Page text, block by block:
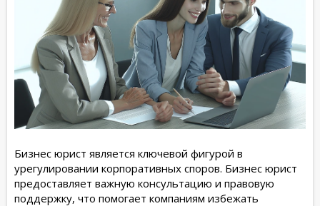
Бизнес юрист является ключевой фигурой в
урегулировании корпоративных споров. Бизнес юрист
предоставляет важную консультацию и правовую
поддержку, что помогает компаниям избежать